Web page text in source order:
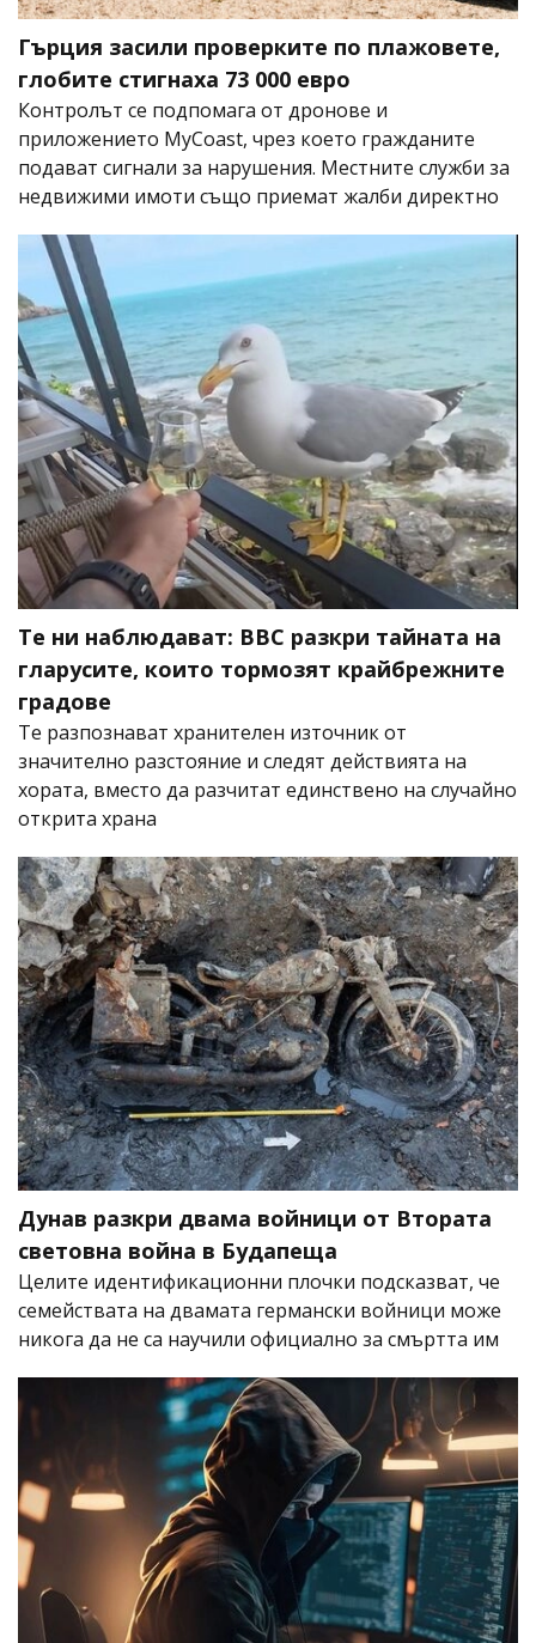
Гърция засили проверките по плажовете,
глобите стигнаха 73 000 евро
Контролът се подпомага от дронове и
приложението MyCoast, чрез което гражданите
подават сигнали за нарушения. Местните служби за
недвижими имоти също приемат жалби директно
Те ни наблюдават: BBC разкри тайната на
гларусите, които тормозят крайбрежните
градове
Те разпознават хранителен източник от
значително разстояние и следят действията на
хората, вместо да разчитат единствено на случайно
открита храна
Дунав разкри двама войници от Втората
световна война в Будапеща
Целите идентификационни плочки подсказват, че
семействата на двамата германски войници може
никога да не са научили официално за смъртта им